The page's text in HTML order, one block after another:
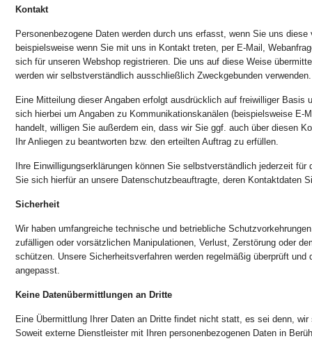
Kontakt
Personenbezogene Daten werden durch uns erfasst, wenn Sie uns
beispielsweise wenn Sie mit uns in Kontakt treten, per E-Mail,
sich für unseren Webshop registrieren. Die uns auf diese Weise
werden wir selbstverständlich ausschließlich Zweckgebunden verwenden.
Eine Mitteilung dieser Angaben erfolgt ausdrücklich auf freiwilliger Basis
sich hierbei um Angaben zu Kommunikationskanälen (beispielsweise E-
handelt, willigen Sie außerdem ein, dass wir Sie ggf. auch über diesen
Ihr Anliegen zu beantworten bzw. den erteilten Auftrag zu erfüllen.
Ihre Einwilligungserklärungen können Sie selbstverständlich jederzeit
Sie sich hierfür an unsere Datenschutzbeauftragte, deren Kontaktdaten
Sicherheit
Wir haben umfangreiche technische und betriebliche
zufälligen oder vorsätzlichen Manipulationen, Verlust, Zerstörung oder
schützen. Unsere Sicherheitsverfahren werden regelmäßig überprüft
angepasst.
Keine Datenübermittlungen an Dritte
Eine Übermittlung Ihrer Daten an Dritte findet nicht statt, es sei denn,
Soweit externe Dienstleister mit Ihren personenbezogenen Daten in